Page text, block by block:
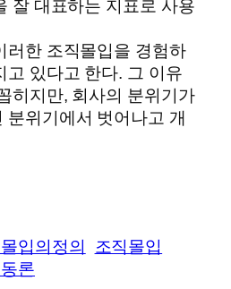
잘 대표하는 지표로 사용
러한 조직몰입을 경험하
고 있다고 한다. 그 이유
히지만, 회사의 분위기가
분위기에서 벗어나고 개
입의정의
조직몰입
론